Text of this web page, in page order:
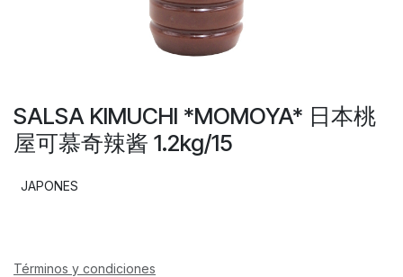
SALSA KIMUCHI *MOMOYA* 日本桃
屋可慕奇辣酱 1.2kg/15
JAPONES
Términos y condiciones